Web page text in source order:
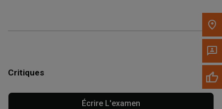
Critiques
Écrire L'examen